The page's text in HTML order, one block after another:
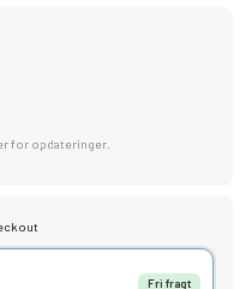
for opdateringer.
Fri fragt